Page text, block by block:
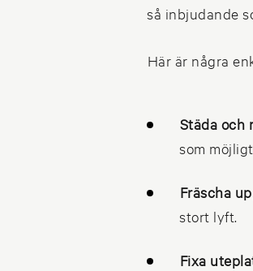
så inbjudande
Här är några
Städa och
som
Fräscha
stort lyft.
Fixa